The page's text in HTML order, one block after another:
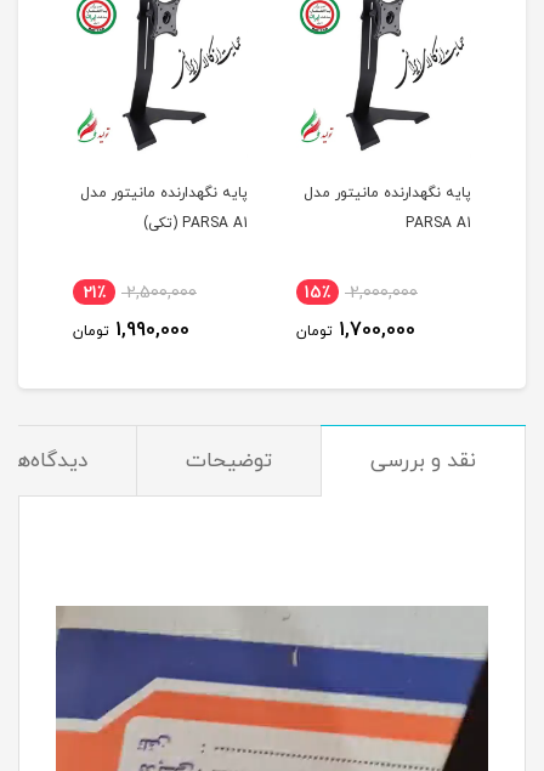
پایه نگهدارنده مانیتور مدل
PARSA A1
2,000,000 15٪
1,700,000 تومان
پایه نگهدارنده مانیتور مدل
PARSA A1 (تکی)
2,500,000 21٪
1,990,000 تومان
نقد و بررسی توضیحات دیدگاه‌ها